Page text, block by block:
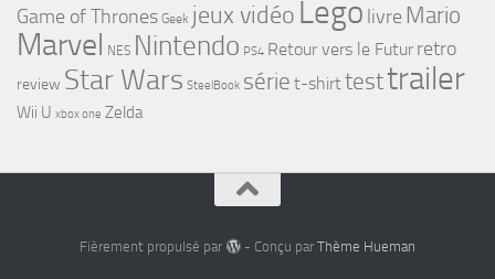
Game of Thrones Geek jeux vidéo Lego livre Mario
Marvel NES Nintendo PS4 Retour vers le Futur retro
review Star Wars SteelBook série t-shirttesttrailer
Wii U xbox one Zelda
Fièrement propulsé par - Conçu par Thème Hueman